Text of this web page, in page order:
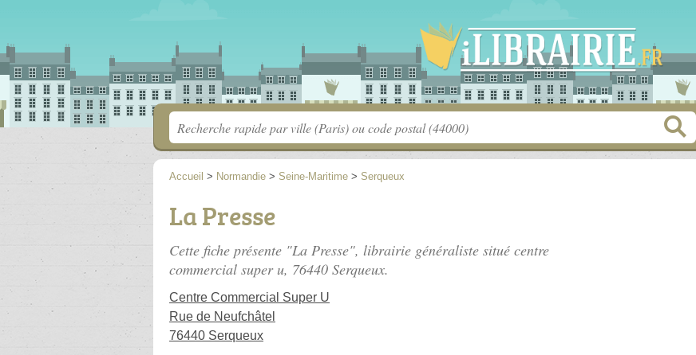
Accueil > Normandie > Seine-Maritime > Serqueux
La Presse
Cette fiche présente "La Presse", librairie généraliste situé centre
commercial super u, 76440 Serqueux.
Centre Commercial Super U
Rue de Neufchâtel
76440 Serqueux